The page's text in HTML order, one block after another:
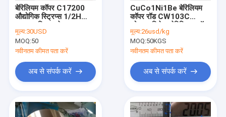
बेरिलियम कॉपर C17200
औद्योगिक स्ट्रिप्स 1/2H
मूल्य:30USD
MOQ:50
नवीनतम कीमत पता करें
अब से संपर्क करें
CuCo1Ni1Be बेरिलियम
कॉपर रॉड CW103C
गोल बार
मूल्य:26usd/kg
MOQ:50KGS
नवीनतम कीमत पता करें
अब से संपर्क करें